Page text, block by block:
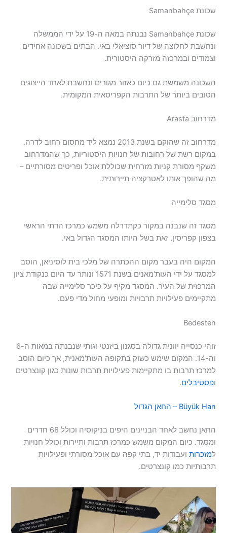
שכונת Samanbahçe
שכונת Samanbahçe נבנתה במאה ה-19 על ידי הממשלה
ונחשבת לחלוצה של דיור סוציאלי באי. הבתים בשכונה אחידים
וצמודים ובמרכזה מזרקה היסטורית.
השכונה משמשת גם כיום כאזור מגורים ונחשבת לאחד הייצוגים
הטובים ביותר של התרבות הקפריסאית המקומית.
מדרחוב Arasta
מדרחוב זה שהוקם בשנת 2013 נמצא ליד מחסום רחוב לדרה.
במקום רשת של רחובות של חנויות היסטוריות, כך שהמדרחוב
משקף מסורת קניות מזרחית שכוללת אוכל ופריטים מסורתיים –
מה שהופך אותו לאטרקציה תיירותית.
מסגד סלימייה
מסגד זה שנבנה במקור כקתדרלה משמש כמרכז הדתי הראשי
בצפון קפריסין, זאת בשל היותו המסגד הגדול באי.
המקום היה בעבר מקום ההכתרה של מלכי בית לוסיניאן, הוסב
למסגד על ידי העות'מאנים בשנת 1571 ונותר עד היום כנקודת ציון
המרכזית של העיר. המסגד מקיף על כיכר סלימייה שבה
מתקיימים פעילויות תרבויות ומופעי מחול מדי פעם.
Bedesten
זוהי כנסייה יוונית גדולה בסגנון ביזנטי וגותי שנבנתה במאות ה-6
וה-14. המקום שימש כשוק בתקופה העות'מאנית, אך כיום הוסב
למרכז תרבות בו מתקיימות פעילויות תרבות שונות כגון קונצרטים
ופסטיבלים.
Büyük Han – החאן הגדול
החאן נחשב לאחד הבניינים היפים בניקוסיה וכולל 68 חדרים
ומסגד. כיום המקום משמש כמרכז תרבות ותיירות וכולל חנויות
למזכרות ועבודות יד, בתי קפה עם אוכל מסורתי ופעילויות
תרבותיות כמו קונצרטים.